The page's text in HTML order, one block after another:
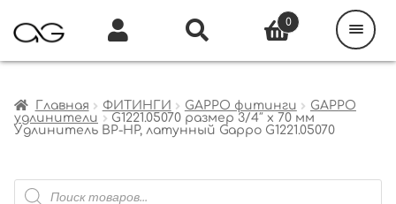
Главная ФИТИНГИ GAPPO фитинги
GAPPO
удлинители
G1221.05070 размер 3/4″ x 70 мм
Удлинитель ВР-НР, латунный Gappo G1221.05070
Поиск
товаров
0